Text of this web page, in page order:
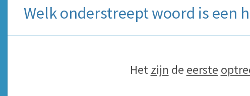
Welk onderstreept woord is een
Hetzijn de eerste